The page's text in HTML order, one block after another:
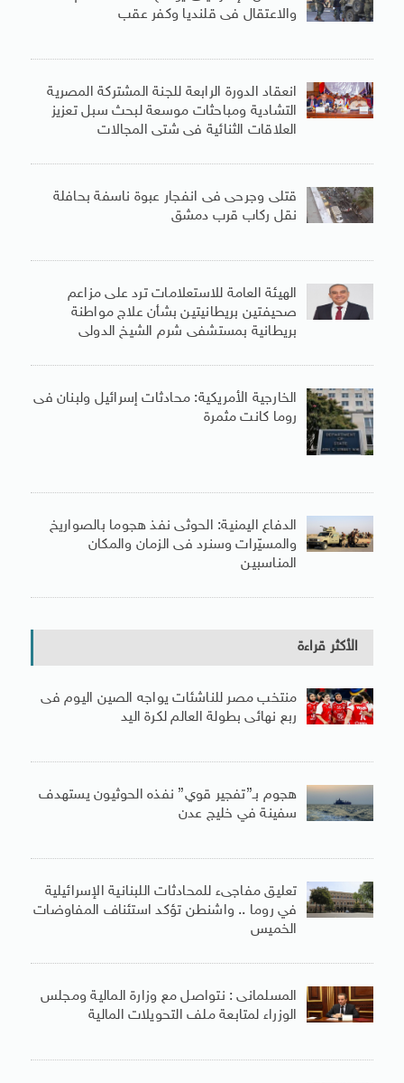
والاعتقال فى قلنديا وكفر عقب
انعقاد الدورة الرابعة للجنة المشتركة المصرية
التشادية ومباحثات موسعة لبحث سبل تعزيز
العلاقات الثنائية فى شتى المجالات
قتلى وجرحى فى انفجار عبوة ناسفة بحافلة
نقل ركاب قرب دمشق
الهيئة العامة للاستعلامات ترد على مزاعم
صحيفتين بريطانيتين بشأن علاج مواطنة
بريطانية بمستشفى شرم الشيخ الدولى
الخارجية الأمريكية: محادثات إسرائيل ولبنان فى
روما كانت مثمرة
الدفاع اليمنية: الحوثى نفذ هجوما بالصواريخ
والمسيّرات وسنرد فى الزمان والمكان
المناسبين
الأكثر قراءة
منتخب مصر للناشئات يواجه الصين اليوم فى
ربع نهائى بطولة العالم لكرة اليد
هجوم بـ”تفجير قوي” نفذه الحوثيون يستهدف
سفينة في خليج عدن
تعليق مفاجىء للمحادثات اللبنانية الإسرائيلية
في روما .. واشنطن تؤكد استئناف المفاوضات
الخميس
المسلمانى : نتواصل مع وزارة المالية ومجلس
الوزراء لمتابعة ملف التحويلات المالية